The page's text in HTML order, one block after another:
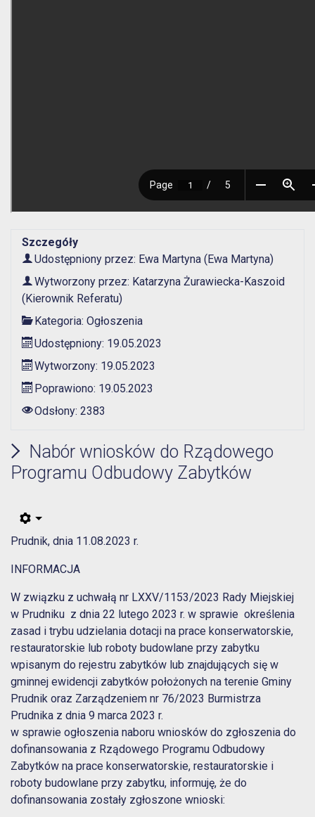
Szczegóły
Udostępniony przez: Ewa Martyna (Ewa Martyna)
Wytworzony przez: Katarzyna Żurawiecka-Kaszoid
(Kierownik Referatu)
Kategoria: Ogłoszenia
Udostępniony: 19.05.2023
Wytworzony: 19.05.2023
Poprawiono: 19.05.2023
Odsłony: 2383
Nabór wniosków do Rządowego
Programu Odbudowy Zabytków
Prudnik, dnia 11.08.2023 r.
INFORMACJA
W związku z uchwałą nr LXXV/1153/2023 Rady Miejskiej
w Prudniku z dnia 22 lutego 2023 r. w sprawie określenia
zasad i trybu udzielania dotacji na prace konserwatorskie,
restauratorskie lub roboty budowlane przy zabytku
wpisanym do rejestru zabytków lub znajdujących się w
gminnej ewidencji zabytków położonych na terenie Gminy
Prudnik oraz Zarządzeniem nr 76/2023 Burmistrza
Prudnika z dnia 9 marca 2023 r.
w sprawie ogłoszenia naboru wniosków do zgłoszenia do
dofinansowania z Rządowego Programu Odbudowy
Zabytków na prace konserwatorskie, restauratorskie i
roboty budowlane przy zabytku, informuję, że do
dofinansowania zostały zgłoszone wnioski: